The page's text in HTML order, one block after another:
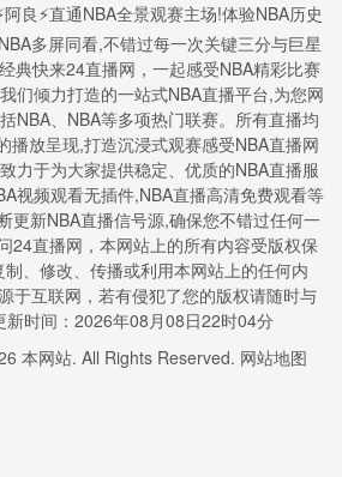
阿良⚡️直通NBA全景观赛主场!体验NBA历史
多屏同看,不错过每一次关键三分与巨星
典快来24直播网，一起感受NBA精彩比赛
们倾力打造的一站式NBA直播平台,为您网
NBA、NBA等多项热门联赛。所有直播均
播放呈现,打造沉浸式观赛感受NBA直播网
力于为大家提供稳定、优质的NBA直播服
视频观看无插件,NBA直播高清免费观看等
更新NBA直播信号源,确保您不错过任何一
24直播网，本网站上的所有内容受版权保
、修改、传播或利用本网站上的任何内
于互联网，若有侵犯了您的版权请随时与
新时间：2026年08月08日22时04分
本网站. All Rights Reserved. 网站地图